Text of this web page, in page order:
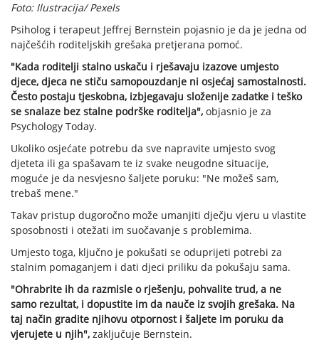
Foto: Ilustracija/ Pexels
Psiholog i terapeut Jeffrej Bernstein pojasnio je da je jedna od
najčešćih roditeljskih grešaka pretjerana pomoć.
"Kada roditelji stalno uskaču i rješavaju izazove umjesto
djece, djeca ne stiču samopouzdanje ni osjećaj samostalnosti.
Često postaju tjeskobna, izbjegavaju složenije zadatke i teško
se snalaze bez stalne podrške roditelja", objasnio je za
Psychology Today.
Ukoliko osjećate potrebu da sve napravite umjesto svog
djeteta ili ga spašavam te iz svake neugodne situacije,
moguće je da nesvjesno šaljete poruku: "Ne možeš sam,
trebaš mene."
Takav pristup dugoročno može umanjiti dječju vjeru u vlastite
sposobnosti i otežati im suočavanje s problemima.
Umjesto toga, ključno je pokušati se oduprijeti potrebi za
stalnim pomaganjem i dati djeci priliku da pokušaju sama.
"Ohrabrite ih da razmisle o rješenju, pohvalite trud, a ne
samo rezultat, i dopustite im da nauče iz svojih grešaka. Na
taj način gradite njihovu otpornost i šaljete im poruku da
vjerujete u njih", zaključuje Bernstein.